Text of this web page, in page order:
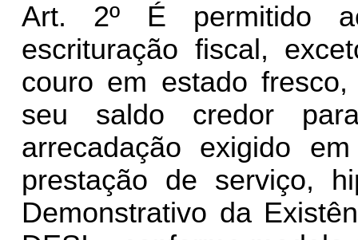
Art. 2º É permitido
escrituração fiscal,
couro em estado
seu saldo credor
arrecadação exigido
prestação de serviço,
Demonstrativo da